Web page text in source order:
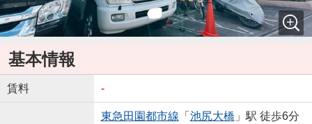
基本情報
賃料 -
東急田園都市線 「 池尻大橋 」駅 徒歩6分